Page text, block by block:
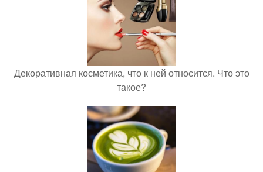
Декоративная косметика, что к ней относится. Что это
такое?